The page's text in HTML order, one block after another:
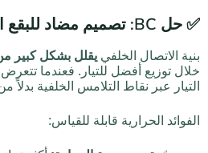
✅ حل BC: تصميم مضاد للبقع الساخنة
بنية الاتصال الخلفي يقلل بشكل كبير
خلال توزيع أفضل للتيار. فعندما تتعرض
التيار عبر نقاط التلامس الخلفية بدلاً
الفوائد الحرارية قابلة للقياس: